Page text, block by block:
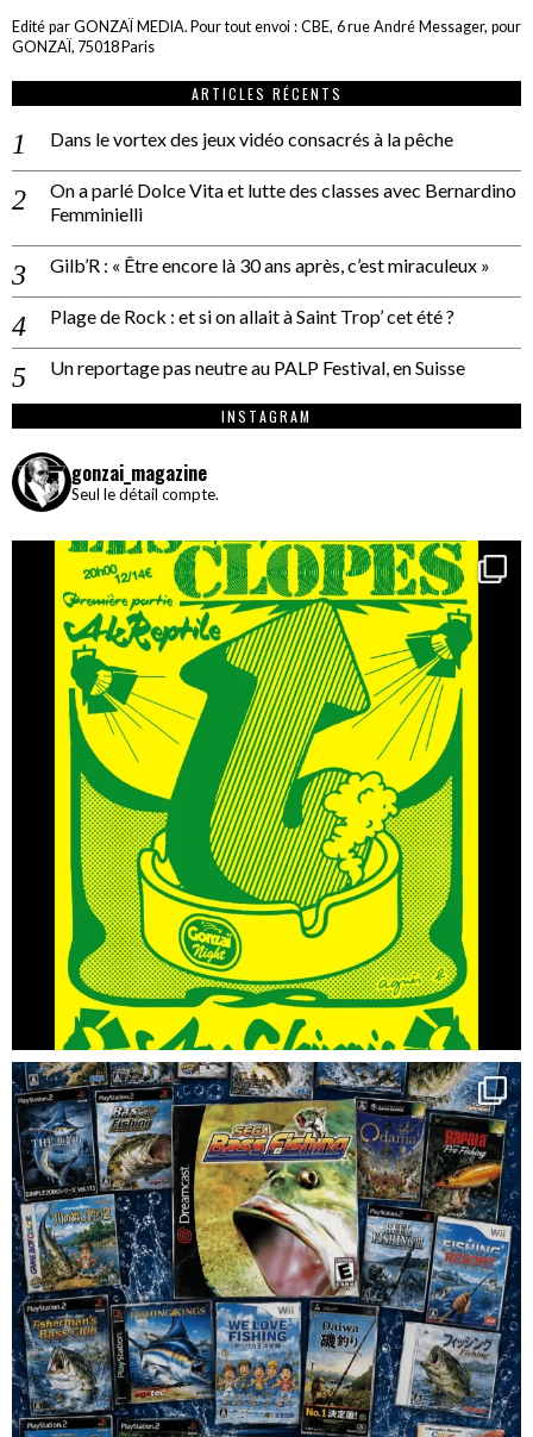
Edité par GONZAÏ MEDIA. Pour tout envoi : CBE, 6 rue André Messager, pour
GONZAÏ, 75018 Paris
ARTICLES RÉCENTS
Dans le vortex des jeux vidéo consacrés à la pêche
On a parlé Dolce Vita et lutte des classes avec Bernardino
Femminielli
Gilb’R : « Être encore là 30 ans après, c’est miraculeux »
Plage de Rock : et si on allait à Saint Trop’ cet été ?
Un reportage pas neutre au PALP Festival, en Suisse
INSTAGRAM
gonzai_magazine
Seul le détail compte.